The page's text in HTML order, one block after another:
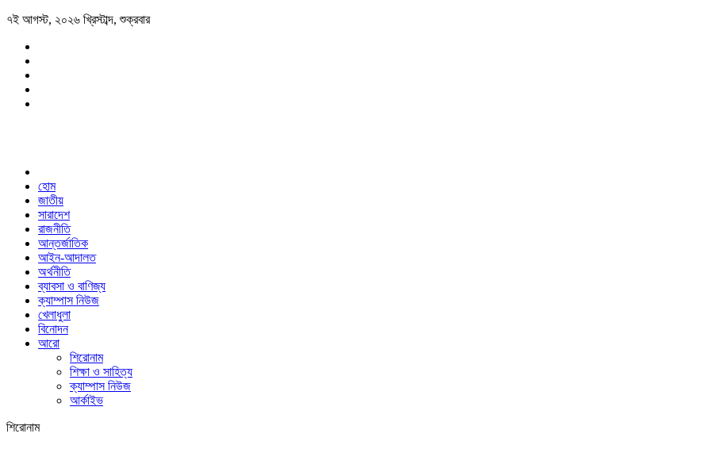
৭ই আগস্ট, ২০২৬ খ্রিস্টাব্দ, শুক্রবার
হোম
জাতীয়
সারাদেশ
রাজনীতি
আন্তর্জাতিক
আইন-আদালত
অর্থনীতি
ব্যাবসা ও বাণিজ্য
ক্যাম্পাস নিউজ
খেলাধুলা
বিনোদন
আরো
শিরোনাম
শিক্ষা ও সাহিত্য
ক্যাম্পাস নিউজ
আর্কাইভ
শিরোনাম